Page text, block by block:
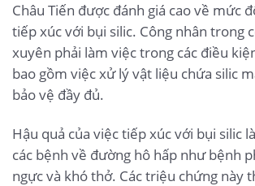
Châu Tiến được đánh giá cao về mức
tiếp xúc với bụi silic. Công nhân trong
xuyên phải làm việc trong các điều
bao gồm việc xử lý vật liệu chứa silic
bảo vệ đầy đủ.
Hậu quả của việc tiếp xúc với bụi silic
các bệnh về đường hô hấp như bệnh
ngực và khó thở. Các triệu chứng này